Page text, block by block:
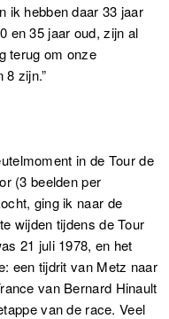
ik hebben daar 33 jaar
en 35 jaar oud, zijn al
terug om onze
8 zijn.”
in de Tour de
(3 beelden per
ging ik naar de
wijden tijdens de Tour
21 juli 1978, en het
een tijdrit van Metz naar
van Bernard Hinault
van de race. Veel